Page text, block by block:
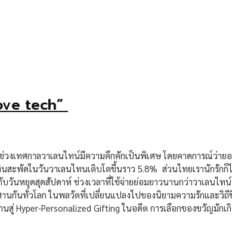
tech”
เทศกาลวาเลนไทน์มีความคึกคักเป็นพิเศษ โดยคาดการณ์ว่าย
พัดในวันวาเลนไทนเติบโตขึ้นราว 5.8% ส่วนไทยเรานักรัก
นหยุดสุดสัปดาห์ ช่วงเวลาที่ใช้จ่ายย่อมยาวนานกว่าวาเลนไ
กันทั่วโลก ในพลวัตที่เปลี่ยนแปลงไปของนิยามความรักและวิถี
Hyper-Personalized Gifting ในอดีต การเลือกของขวัญมักเ